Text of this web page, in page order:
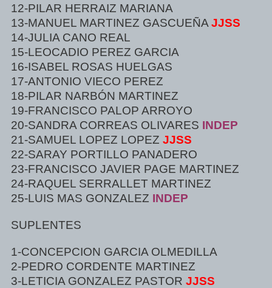
12-PILAR HERRAIZ MARIANA
13-MANUEL MARTINEZ GASCUEÑAJJSS
14-JULIA CANO REAL
15-LEOCADIO PEREZ GARCIA
16-ISABEL ROSAS HUELGAS
17-ANTONIO VIECO PEREZ
18-PILAR NARBÓN MARTINEZ
19-FRANCISCO PALOP ARROYO
20-SANDRA CORREAS OLIVARES INDEP
21-SAMUEL LOPEZ LOPEZ JJSS
22-SARAY PORTILLO PANADERO
23-FRANCISCO JAVIER PAGE MARTINEZ
24-RAQUEL SERRALLET MARTINEZ
25-LUIS MAS GONZALEZ INDEP
SUPLENTES
1-CONCEPCION GARCIA OLMEDILLA
2-PEDRO CORDENTE MARTINEZ
3-LETICIA GONZALEZ PASTORJJSS